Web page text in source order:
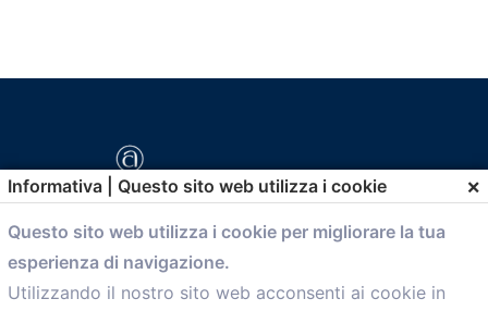
comunicazione@confartigianato.bo.it
Informativa | Questo sito web utilizza i cookie ×
Questo sito web utilizza i cookie per migliorare la tua
esperienza di navigazione.
Utilizzando il nostro sito web acconsenti ai cookie in